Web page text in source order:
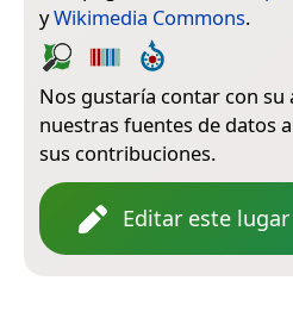
yWikimedia Commons.
Nos gustaría contar con
nuestras fuentes de datos
sus contribuciones.
Editar este lugar